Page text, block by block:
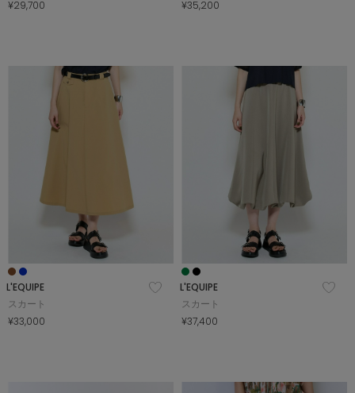
¥29,700 ¥35,200
L'EQUIPE
スカート
¥33,000
L'EQUIPE
スカート
¥37,400